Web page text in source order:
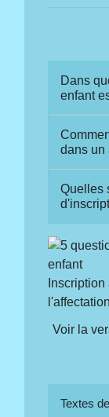
Dans
enfant
dans un
Quelles
Voir la
Textes